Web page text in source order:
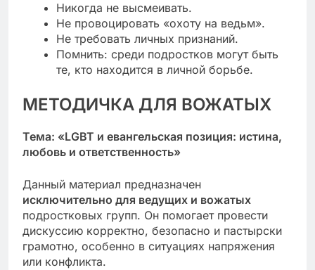
Никогда не высмеивать.
Не провоцировать «охоту на ведьм».
Не требовать личных признаний.
Помнить: среди подростков могут быть
те, кто находится в личной борьбе.
МЕТОДИЧКА ДЛЯ ВОЖАТЫХ
Тема: «LGBT и евангельская позиция: истина,
любовь и ответственность»
Данный материал предназначен
исключительно для ведущих и вожатых
подростковых групп. Он помогает провести
дискуссию корректно, безопасно и пастырски
грамотно, особенно в ситуациях напряжения
или конфликта.